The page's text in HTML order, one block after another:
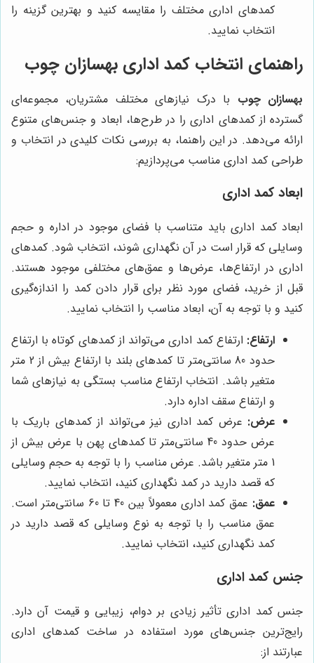
کمدهای اداری مختلف را مقایسه کنید و بهترین گزینه را
انتخاب نمایید.
راهنمای انتخاب کمد اداری بهسازان چوب
بهسازان چوب با درک نیازهای مختلف مشتریان، مجموعه‌ای
گسترده از کمدهای اداری را در طرح‌ها، ابعاد و جنس‌های متنوع
ارائه می‌دهد. در این راهنما، به بررسی نکات کلیدی در انتخاب و
طراحی کمد اداری مناسب می‌پردازیم:
ابعاد کمد اداری
ابعاد کمد اداری باید متناسب با فضای موجود در اداره و حجم
وسایلی که قرار است در آن نگهداری شوند، انتخاب شود. کمدهای
اداری در ارتفاع‌ها، عرض‌ها و عمق‌های مختلفی موجود هستند.
قبل از خرید، فضای مورد نظر برای قرار دادن کمد را اندازه‌گیری
کنید و با توجه به آن، ابعاد مناسب را انتخاب نمایید.
ارتفاع: ارتفاع کمد اداری می‌تواند از کمدهای کوتاه با ارتفاع
حدود 80 سانتی‌متر تا کمدهای بلند با ارتفاع بیش از 2 متر
متغیر باشد. انتخاب ارتفاع مناسب بستگی به نیازهای شما
و ارتفاع سقف اداره دارد.
عرض: عرض کمد اداری نیز می‌تواند از کمدهای باریک با
عرض حدود 40 سانتی‌متر تا کمدهای پهن با عرض بیش از
1 متر متغیر باشد. عرض مناسب را با توجه به حجم وسایلی
که قصد دارید در کمد نگهداری کنید، انتخاب نمایید.
عمق:
عمق کمد اداری معمولاً بین 40 تا 60 سانتی‌متر است.
عمق مناسب را با توجه به نوع وسایلی که قصد دارید در
کمد نگهداری کنید، انتخاب نمایید.
جنس کمد اداری
جنس کمد اداری تأثیر زیادی بر دوام، زیبایی و قیمت آن دارد.
رایج‌ترین جنس‌های مورد استفاده در ساخت کمدهای اداری
عبارتند از: